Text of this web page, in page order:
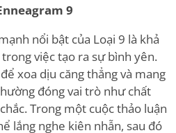
9
nổi bật của Loại 9 là khả
việc tạo ra sự bình yên.
xoa dịu căng thẳng và mang
đóng vai trò như chất
Trong một cuộc thảo luận
lắng nghe kiên nhẫn, sau đó